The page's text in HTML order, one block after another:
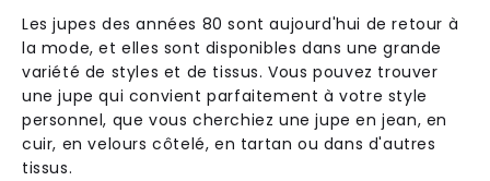
Les jupes des années 80 sont aujourd'hui de retour à
la mode, et elles sont disponibles dans une grande
variété de styles et de tissus. Vous pouvez trouver
une jupe qui convient parfaitement à votre style
personnel, que vous cherchiez une jupe en jean, en
cuir, en velours côtelé, en tartan ou dans d'autres
tissus.